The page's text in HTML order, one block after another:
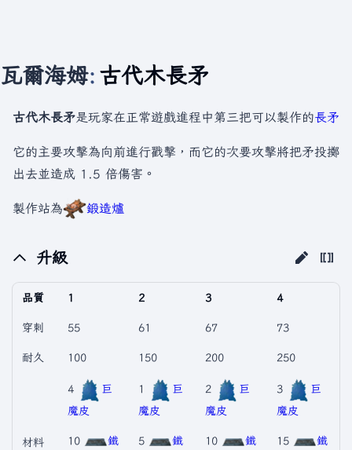
瓦爾海姆: 古代木長矛
古代木長矛是玩家在正常遊戲進程中第三把可以製作的長矛
它的主要攻擊為向前進行戳擊，而它的次要攻擊將把矛投擲
出去並造成 1.5 倍傷害。
製作站為 鍛造爐
升級
品質 1 2 3 4
穿刺 55 61 67 73
耐久 100 150 200 250
材料
4
巨
魔皮
10 鐵
1
巨
魔皮
5 鐵
2
巨
魔皮
10 鐵
3
巨
魔皮
15 鐵